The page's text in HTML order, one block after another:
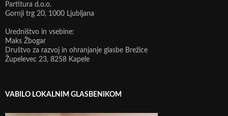
Partitura d.o.o.
Gornji trg 20, 1000 Ljubljana
Uredništvo in vsebine:
Maks Žbogar
Društvo za razvoj in ohranjanje glasbe Brežice
Župelevec 23, 8258 Kapele
VABILO LOKALNIM GLASBENIKOM